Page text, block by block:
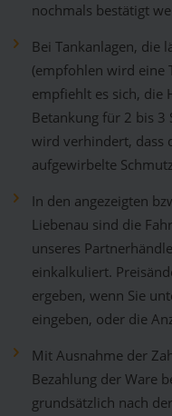
nochmals bestätigt
Bei Tankanlagen, die
(empfohlen wird eine
empfiehlt es sich, die
Betankung für 2 bis 3
wird verhindert, dass
aufgewirbelte
In den angezeigten
Liebenau sind die
unseres
einkalkuliert.
ergeben, wenn Sie
eingeben, oder die
Mit Ausnahme der
Bezahlung der Ware
grundsätzlich nach